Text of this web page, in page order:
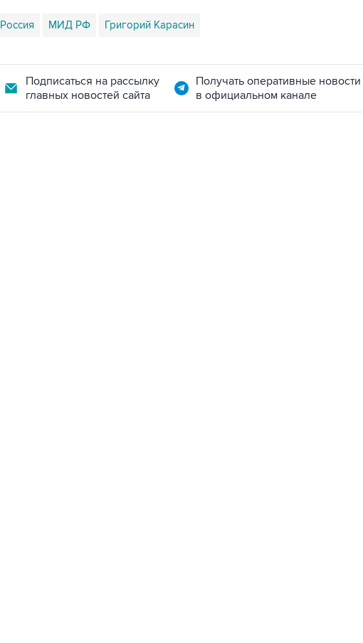
Россия МИД РФ Григорий Карасин
Подписаться на рассылку
главных новостей сайта
Получать оперативные новости
в официальном канале